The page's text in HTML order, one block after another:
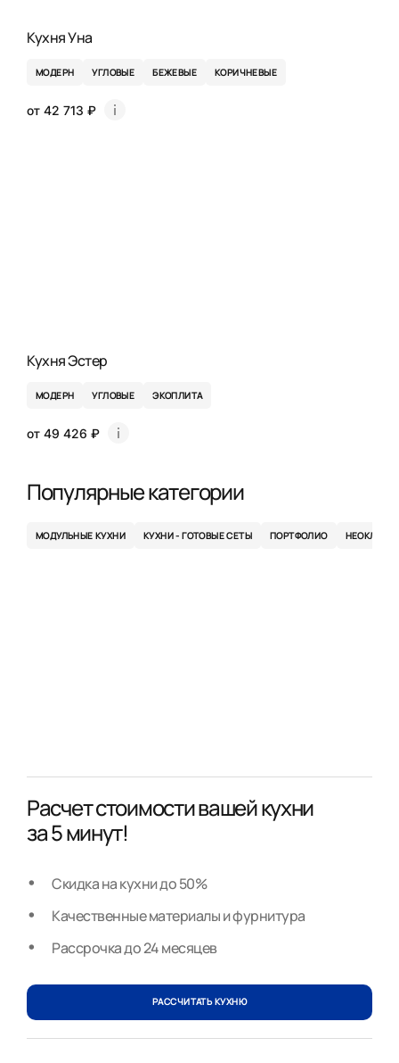
Кухня Уна
МОДЕРН УГЛОВЫЕ БЕЖЕВЫЕ КОРИЧНЕВЫЕ
от 42 713 ₽
Кухня Эстер
МОДЕРН УГЛОВЫЕ ЭКОПЛИТА
от 49 426 ₽
Популярные категории
МОДУЛЬНЫЕ КУХНИ КУХНИ - ГОТОВЫЕ СЕТЫ ПОРТФОЛИО
Расчет стоимости вашей кухни
за 5 минут!
Скидка на кухни до 50%
Качественные материалы и фурнитура
Рассрочка до 24 месяцев
РАССЧИТАТЬ КУХНЮ